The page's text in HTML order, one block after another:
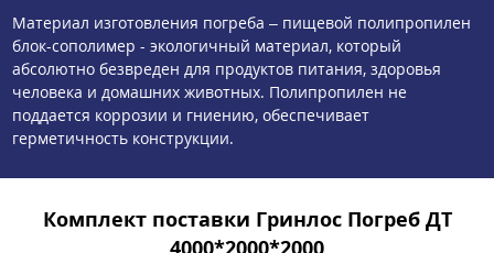
Материал изготовления погреба – пищевой полипропилен
блок-сополимер - экологичный материал, который
абсолютно безвреден для продуктов питания, здоровья
человека и домашних животных. Полипропилен не
поддается коррозии и гниению, обеспечивает
герметичность конструкции.
Комплект поставки Гринлос Погреб ДТ
4000*2000*2000